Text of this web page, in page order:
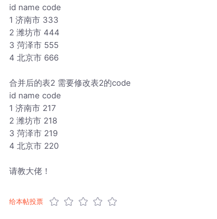
id name code
1 济南市 333
2 潍坊市 444
3 菏泽市 555
4 北京市 666
合并后的表2 需要修改表2的code
id name code
1 济南市 217
2 潍坊市 218
3 菏泽市 219
4 北京市 220
请教大佬！
给本帖投票